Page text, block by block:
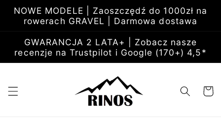
do
treści
NOWE MODELE | Zaoszczędź do 1000zł na
rowerach GRAVEL | Darmowa dostawa
GWARANCJA 2 LATA+ | Zobacz nasze
recenzje na Trustpilot i Google (170+) 4,5*
Koszyk